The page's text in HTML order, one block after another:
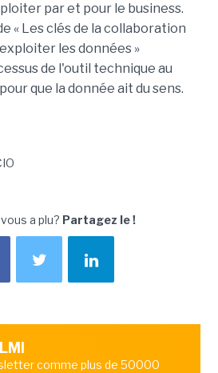
par et pour le business.
« Les clés de la collaboration
les données »
de l'outil technique au
que la donnée ait du sens.
a plu? Partagez le !
comme plus de 50000